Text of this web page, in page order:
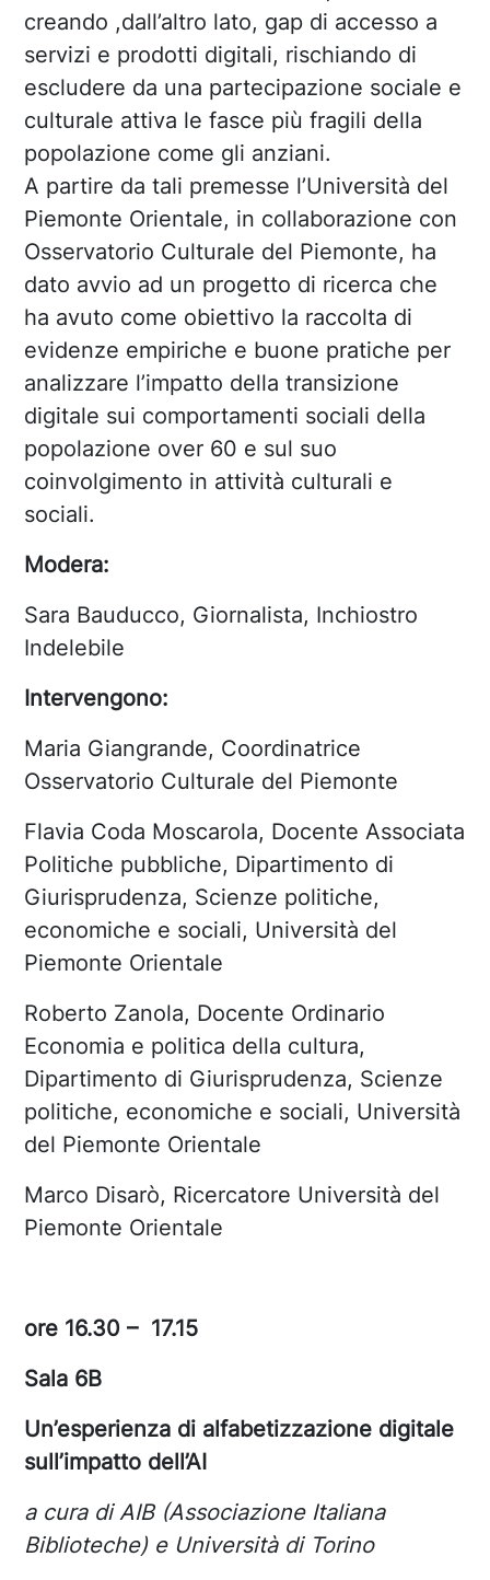
creando ,dall’altro lato, gap di accesso a
servizi e prodotti digitali, rischiando di
escludere da una partecipazione sociale e
culturale attiva le fasce più fragili della
popolazione come gli anziani.
A partire da tali premesse l’Università del
Piemonte Orientale, in collaborazione con
Osservatorio Culturale del Piemonte, ha
dato avvio ad un progetto di ricerca che
ha avuto come obiettivo la raccolta di
evidenze empiriche e buone pratiche per
analizzare l’impatto della transizione
digitale sui comportamenti sociali della
popolazione over 60 e sul suo
coinvolgimento in attività culturali e
sociali.
Modera:
Sara Bauducco, Giornalista, Inchiostro
Indelebile
Intervengono:
Maria Giangrande, Coordinatrice
Osservatorio Culturale del Piemonte
Flavia Coda Moscarola, Docente Associata
Politiche pubbliche, Dipartimento di
Giurisprudenza, Scienze politiche,
economiche e sociali, Università del
Piemonte Orientale
Roberto Zanola, Docente Ordinario
Economia e politica della cultura,
Dipartimento di Giurisprudenza, Scienze
politiche, economiche e sociali, Università
del Piemonte Orientale
Marco Disarò, Ricercatore Università del
Piemonte Orientale
ore 16.30 – 17.15
Sala 6B
Un’esperienza di alfabetizzazione digitale
sull’impatto dell’AI
a cura di AIB (Associazione Italiana
Biblioteche) e Università di Torino